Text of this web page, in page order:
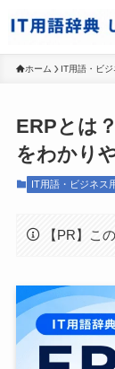
ホーム IT用語・ビ
ERPとは
をわかり
IT用語・ビジネス
【PR】こ